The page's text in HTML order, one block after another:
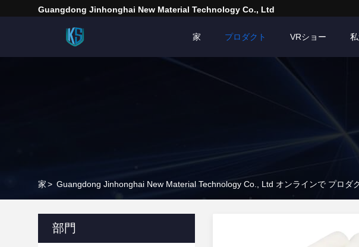
Guangdong Jinhonghai New Material Technology Co., Ltd
家 プロダクト VRショー
家> Guangdong Jinhonghai New Material Technology Co., Ltd オンラインで プロダ
部門